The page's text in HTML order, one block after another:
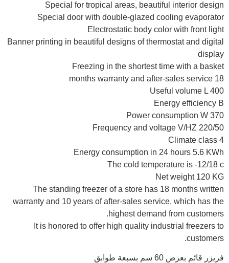
Special for tropical areas, beautiful interior design
Special door with double-glazed cooling evaporator
Electrostatic body color with front light
Banner printing in beautiful designs of thermostat and digital
display
Freezing in the shortest time with a basket
18 months warranty and after-sales service
Useful volume L 400
Energy efficiency B
Power consumption W 370
Frequency and voltage V/HZ 220/50
Climate class 4
Energy consumption in 24 hours 5.6 KWh
The cold temperature is -12/18 c
Net weight 120 KG
The standing freezer of a store has 18 months written
warranty and 10 years of after-sales service, which has the
highest demand from customers.
It is honored to offer high quality industrial freezers to
customers.
فريزر قائم بعرض 60 سم بسبعة طوابق